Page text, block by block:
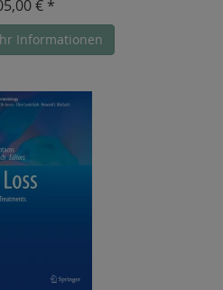
€ *
Informationen